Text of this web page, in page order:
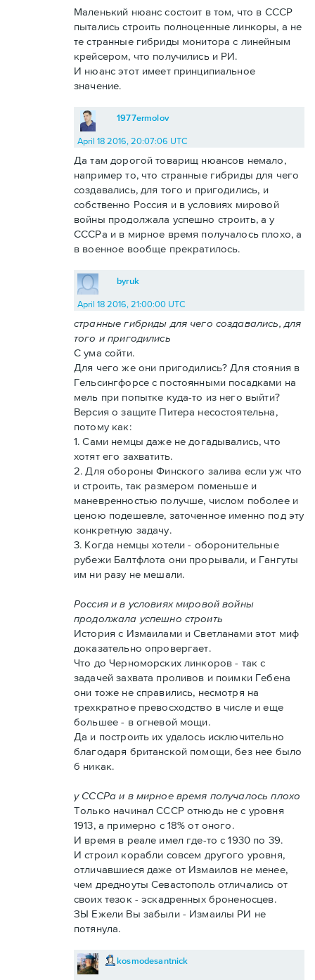
Маленький нюанс состоит в том, что в СССР
пытались строить полноценные линкоры, а не
те странные гибриды монитора с линейным
крейсером, что получились и РИ.
И нюанс этот имеет принципиальное
значение.
1977ermolov
April 18 2016, 20:07:06 UTC
Да там дорогой товарищ нюансов немало,
например то, что странные гибриды для чего
создавались, для того и пригодились, и
собственно Россия и в условиях мировой
войны продолжала успешно строить, а у
СССРа и в мирное время получалось плохо, а
в военное вообще прекратилось.
byruk
April 18 2016, 21:00:00 UTC
странные гибриды для чего создавались, для
того и пригодились
С ума сойти.
Для чего же они пригодились? Для стояния в
Гельсингфорсе с постоянными посадками на
мель при попытке куда-то из него выйти?
Версия о защите Питера несостоятельна,
потому как:
1. Сами немцы даже не догадывались, что
хотят его захватить.
2. Для обороны Финского залива если уж что
и строить, так размером поменьше и
маневренностью получше, числом поболее и
ценою подешевле, заточенное именно под эту
конкретную задачу.
3. Когда немцы хотели - оборонительные
рубежи Балтфлота они прорывали, и Гангуты
им ни разу не мешали.
Россия и в условиях мировой войны
продолжала успешно строить
История с Измаилами и Светланами этот миф
доказательно опровергает.
Что до Черноморских линкоров - так с
задачей захвата проливов и поимки Гебена
они тоже не справились, несмотря на
трехкратное превосходство в числе и еще
большее - в огневой мощи.
Да и построить их удалось исключительно
благодаря британской помощи, без нее было
б никак.
у СССРа и в мирное время получалось плохо
Только начинал СССР отнюдь не с уровня
1913, а примерно с 18% от оного.
И время в реале имел где-то с 1930 по 39.
И строил корабли совсем другого уровня,
отличавшиеся даже от Измаилов не менее,
чем дредноуты Севастополь отличались от
своих тезок - эскадренных броненосцев.
ЗЫ Ежели Вы забыли - Измаилы РИ не
потянула.
kosmodesantnick